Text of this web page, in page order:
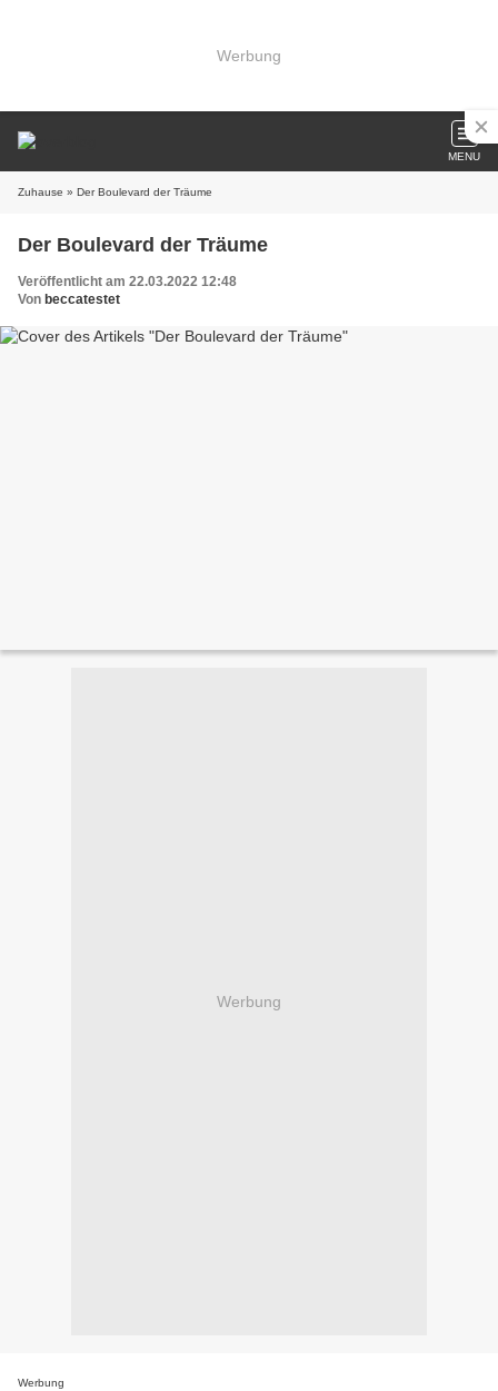
Werbung
MENU
Zuhause » Der Boulevard der Träume
Der Boulevard der Träume
Veröffentlicht am 22.03.2022 12:48
Von beccatestet
Werbung
Werbung